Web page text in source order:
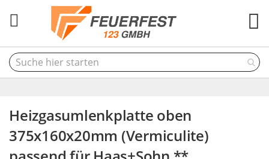
Heizgasumlenkplatte oben
375x160x20mm (Vermiculite)